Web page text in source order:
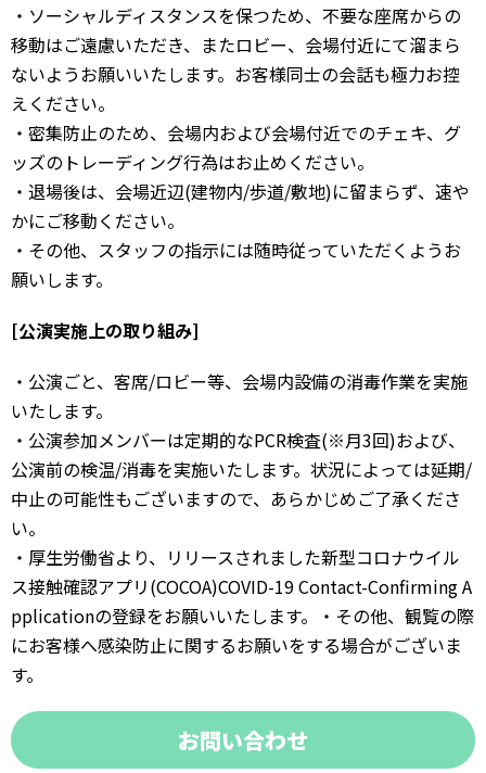
・ソーシャルディスタンスを保つため、不要な座席からの
移動はご遠慮いただき、またロビー、会場付近にて溜まら
ないようお願いいたします。お客様同士の会話も極力お控
えください。
・密集防止のため、会場内および会場付近でのチェキ、グ
ッズのトレーディング行為はお止めください。
・退場後は、会場近辺(建物内/歩道/敷地)に留まらず、速や
かにご移動ください。
・その他、スタッフの指示には随時従っていただくようお
願いします。
[公演実施上の取り組み]
・公演ごと、客席/ロビー等、会場内設備の消毒作業を実施
いたします。
・公演参加メンバーは定期的なPCR検査(※月3回)および、
公演前の検温/消毒を実施いたします。状況によっては延期/
中止の可能性もございますので、あらかじめご了承くださ
い。
・厚生労働省より、リリースされました新型コロナウイル
ス接触確認アプリ(COCOA)COVID-19 Contact-Confirming A
pplicationの登録をお願いいたします。・その他、観覧の際
にお客様へ感染防止に関するお願いをする場合がございま
す。
お問い合わせ